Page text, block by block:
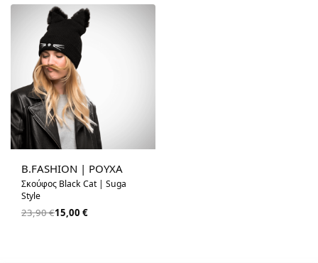
B.FASHION | ΡΟΥΧΑ
Σκούφος Black Cat | Suga
Style
23,90€15,00 €